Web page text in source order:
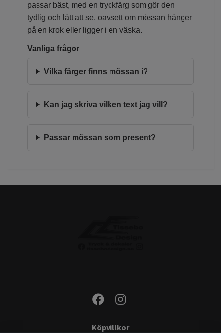
passar bäst, med en tryckfärg som gör den
tydlig och lätt att se, oavsett om mössan hänger
på en krok eller ligger i en väska.
Vanliga frågor
Vilka färger finns mössan i?
Kan jag skriva vilken text jag vill?
Passar mössan som present?
Köpvillkor